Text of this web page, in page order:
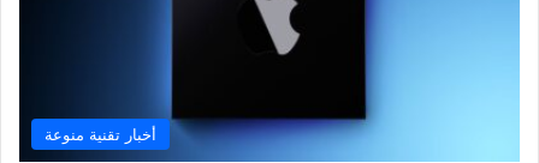
أخبار تقنية منوعة